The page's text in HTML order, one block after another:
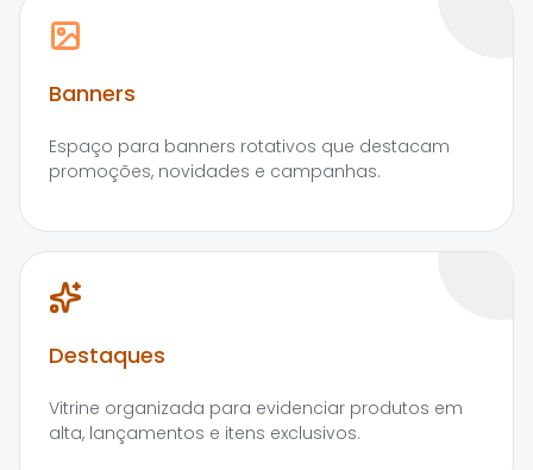
Banners
Espaço para banners rotativos que destacam
promoções, novidades e campanhas.
Destaques
Vitrine organizada para evidenciar produtos em
alta, lançamentos e itens exclusivos.